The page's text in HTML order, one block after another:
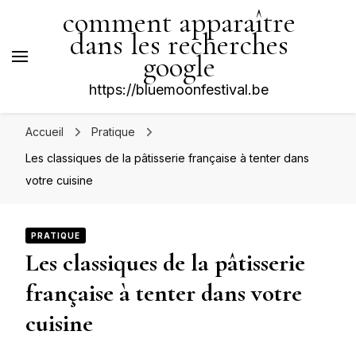
comment apparaître
dans les recherches
google
https://bluemoonfestival.be
Accueil
Pratique
Les classiques de la pâtisserie française à tenter dans
votre cuisine
PRATIQUE
Les classiques de la pâtisserie
française à tenter dans votre
cuisine